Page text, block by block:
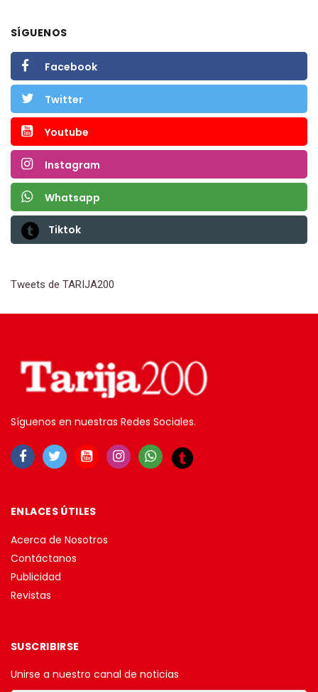
SÍGUENOS
Facebook
Twitter
Youtube
Instagram
Whatsapp
Tiktok
Tweets de TARIJA200
Síguenos en nuestras Redes Sociales.
ENLACES ÚTILES
Acerca de Nosotros
Contáctanos
Publicidad
Revistas
SUSCRIBIRSE
Unirse a nuestro canal de noticias